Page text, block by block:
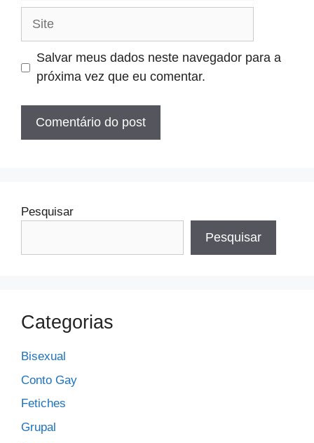
Site
Salvar meus dados neste navegador para a
próxima vez que eu comentar.
Pesquisar
Pesquisar
Categorias
Bisexual
Conto Gay
Fetiches
Grupal